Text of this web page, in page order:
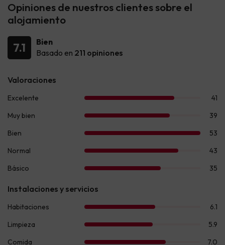
Opiniones de nuestros clientes sobre el
alojamiento
7.1
Bien
Basado en 211 opiniones